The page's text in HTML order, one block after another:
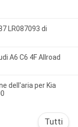
LR087093 di
A6 C6 4F Allroad
dell'aria per Kia
Tutti